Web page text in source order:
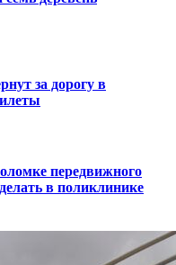
за дорогу в
передвижного
в поликлинике